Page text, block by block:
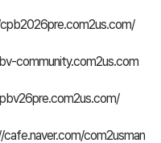
community.com2us.com
com2usman